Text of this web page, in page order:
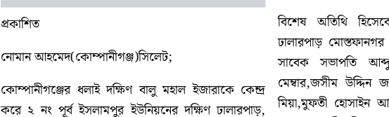
প্রকাশিত
নোমান আহমেদ(কোম্পানীগঞ্জ)সিলেট;
কোম্পানীগঞ্জের ধলাই দক্ষিণ বালু মহাল ইজারাকে কেন্দ্র
করে ২ নং পূর্ব ইসলামপুর ইউনিয়নের দক্ষিণ ঢালারপাড়,
বিশেষ অতিথি
ঢালারপাড় মোস্তফানগর
সাবেক সভাপতি
মেম্বার,জসীম
মিয়া,মুফতী হোসাইন